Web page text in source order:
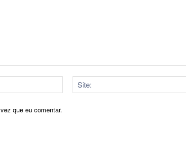
mail:*
que eu comentar.